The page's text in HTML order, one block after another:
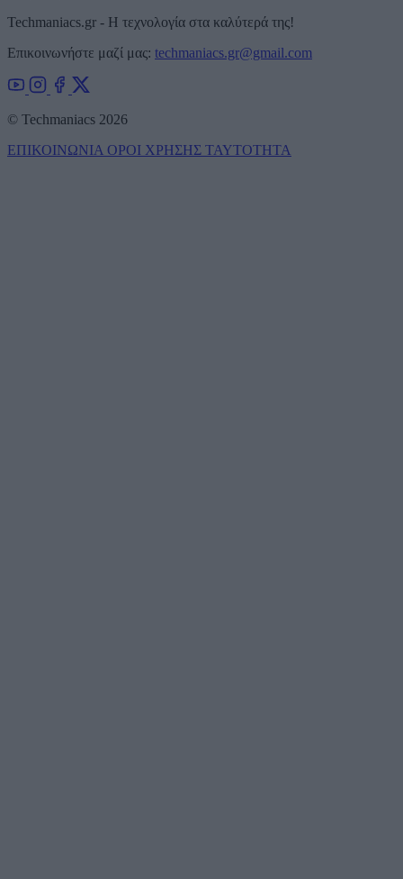
Techmaniacs.gr - Η τεχνολογία στα καλύτερά της!
Επικοινωνήστε μαζί μας: techmaniacs.gr@gmail.com
© Techmaniacs 2026
ΕΠΙΚΟΙΝΩΝΙΑ ΟΡΟΙ ΧΡΗΣΗΣ ΤΑΥΤΟΤΗΤΑ